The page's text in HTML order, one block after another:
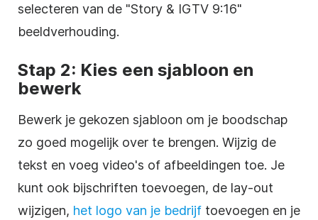
selecteren van de "Story & IGTV 9:16"
beeldverhouding.
Stap 2: Kies een sjabloon en
bewerk
Bewerk je gekozen sjabloon om je boodschap
zo goed mogelijk over te brengen. Wijzig de
tekst en voeg video's of afbeeldingen toe. Je
kunt ook bijschriften toevoegen, de lay-out
wijzigen, het logo van je bedrijf toevoegen en je